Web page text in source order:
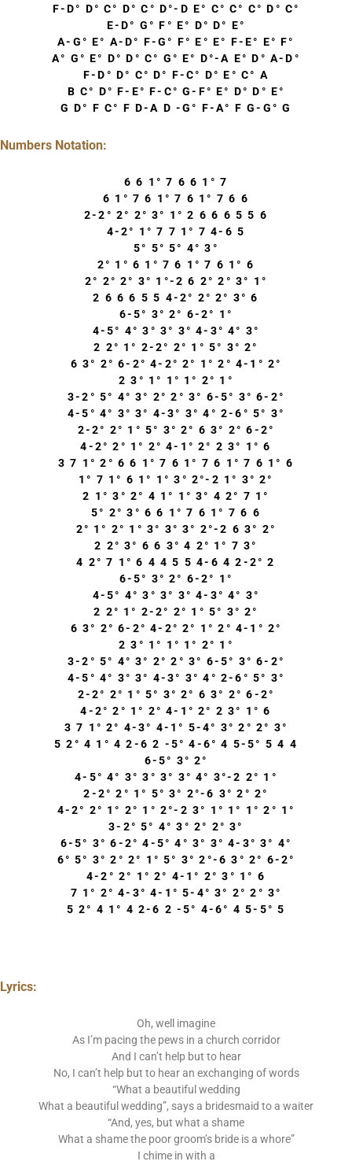
F-D° D° C° D° C° D°-D E° C° C° C° D° C°
E-D° G° F° E° D° D° E°
A-G° E° A-D° F-G° F° E° E° F-E° E° F°
A° G° E° D° D° C° G° E° D°-A E° D° A-D°
F-D° D° C° D° F-C° D° E° C° A
B C° D° F-E° F-C° G-F° E° D° D° E°
G D° F C° F D-A D -G° F-A° F G-G° G
Numbers Notation:
6 6 1° 7 6 6 1° 7
6 1° 7 6 1° 7 6 1° 7 6 6
2-2° 2° 2° 3° 1° 2 6 6 6 5 5 6
4-2° 1° 7 7 1° 7 4-6 5
5° 5° 5° 4° 3°
2° 1° 6 1° 7 6 1° 7 6 1° 6
2° 2° 2° 3° 1°-2 6 2° 2° 3° 1°
2 6 6 6 5 5 4-2° 2° 2° 3° 6
6-5° 3° 2° 6-2° 1°
4-5° 4° 3° 3° 3° 4-3° 4° 3°
2 2° 1° 2-2° 2° 1° 5° 3° 2°
6 3° 2° 6-2° 4-2° 2° 1° 2° 4-1° 2°
2 3° 1° 1° 1° 2° 1°
3-2° 5° 4° 3° 2° 2° 3° 6-5° 3° 6-2°
4-5° 4° 3° 3° 4-3° 3° 4° 2-6° 5° 3°
2-2° 2° 1° 5° 3° 2° 6 3° 2° 6-2°
4-2° 2° 1° 2° 4-1° 2° 2 3° 1° 6
3 7 1° 2° 6 6 1° 7 6 1° 7 6 1° 7 6 1° 6
1° 7 1° 6 1° 1° 3° 2°-2 1° 3° 2°
2 1° 3° 2° 4 1° 1° 3° 4 2° 7 1°
5° 2° 3° 6 6 1° 7 6 1° 7 6 6
2° 1° 2° 1° 3° 3° 3° 2°-2 6 3° 2°
2 2° 3° 6 6 3° 4 2° 1° 7 3°
4 2° 7 1° 6 4 4 5 5 4-6 4 2-2° 2
6-5° 3° 2° 6-2° 1°
4-5° 4° 3° 3° 3° 4-3° 4° 3°
2 2° 1° 2-2° 2° 1° 5° 3° 2°
6 3° 2° 6-2° 4-2° 2° 1° 2° 4-1° 2°
2 3° 1° 1° 1° 2° 1°
3-2° 5° 4° 3° 2° 2° 3° 6-5° 3° 6-2°
4-5° 4° 3° 3° 4-3° 3° 4° 2-6° 5° 3°
2-2° 2° 1° 5° 3° 2° 6 3° 2° 6-2°
4-2° 2° 1° 2° 4-1° 2° 2 3° 1° 6
3 7 1° 2° 4-3° 4-1° 5-4° 3° 2° 2° 3°
5 2° 4 1° 4 2-6 2 -5° 4-6° 4 5-5° 5 4 4
6-5° 3° 2°
4-5° 4° 3° 3° 3° 3° 4° 3°-2 2° 1°
2-2° 2° 1° 5° 3° 2°-6 3° 2° 2°
4-2° 2° 1° 2° 1° 2°-2 3° 1° 1° 1° 2° 1°
3-2° 5° 4° 3° 2° 2° 3°
6-5° 3° 6-2° 4-5° 4° 3° 3° 4-3° 3° 4°
6° 5° 3° 2° 2° 1° 5° 3° 2°-6 3° 2° 6-2°
4-2° 2° 1° 2° 4-1° 2° 3° 1° 6
7 1° 2° 4-3° 4-1° 5-4° 3° 2° 2° 3°
5 2° 4 1° 4 2-6 2 -5° 4-6° 4 5-5° 5
Lyrics:
Oh, well imagine
As I’m pacing the pews in a church corridor
And I can’t help but to hear
No, I can’t help but to hear an exchanging of words
“What a beautiful wedding
What a beautiful wedding”, says a bridesmaid to a waiter
“And, yes, but what a shame
What a shame the poor groom’s bride is a whore”
I chime in with a